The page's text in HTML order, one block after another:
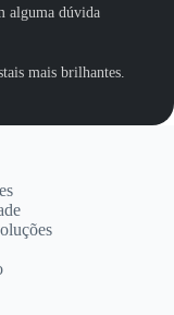
alguma dúvida
mais brilhantes.